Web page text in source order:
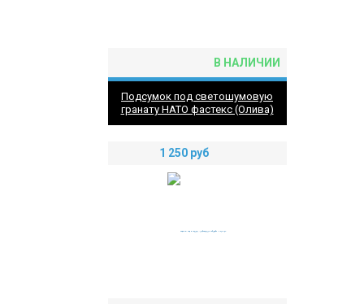
В НАЛИЧИИ
Подсумок под светошумовую
гранату НАТО фастекс (Олива)
1 250 руб